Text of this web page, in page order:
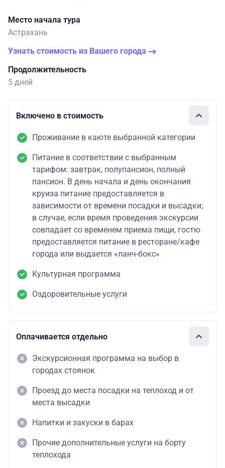
Место начала тура
Астрахань
Узнать стоимость из Вашего города
Продолжительность
5 дней
Включено в стоимость
Проживание в каюте выбранной категории
Питание в соответствии с выбранным
тарифом: завтрак, полупансион, полный
пансион. В день начала и день окончания
круиза питание предоставляется в
зависимости от времени посадки и высадки;
в случае, если время проведения экскурсии
совпадает со временем приема пищи, гостю
предоставляется питание в ресторане/кафе
города или выдается «ланч-бокс»
Культурная программа
Оздоровительные услуги
Оплачивается отдельно
Экскурсионная программа на выбор в
городах стоянок
Проезд до места посадки на теплоход и от
места высадки
Напитки и закуски в барах
Прочие дополнительные услуги на борту
теплохода